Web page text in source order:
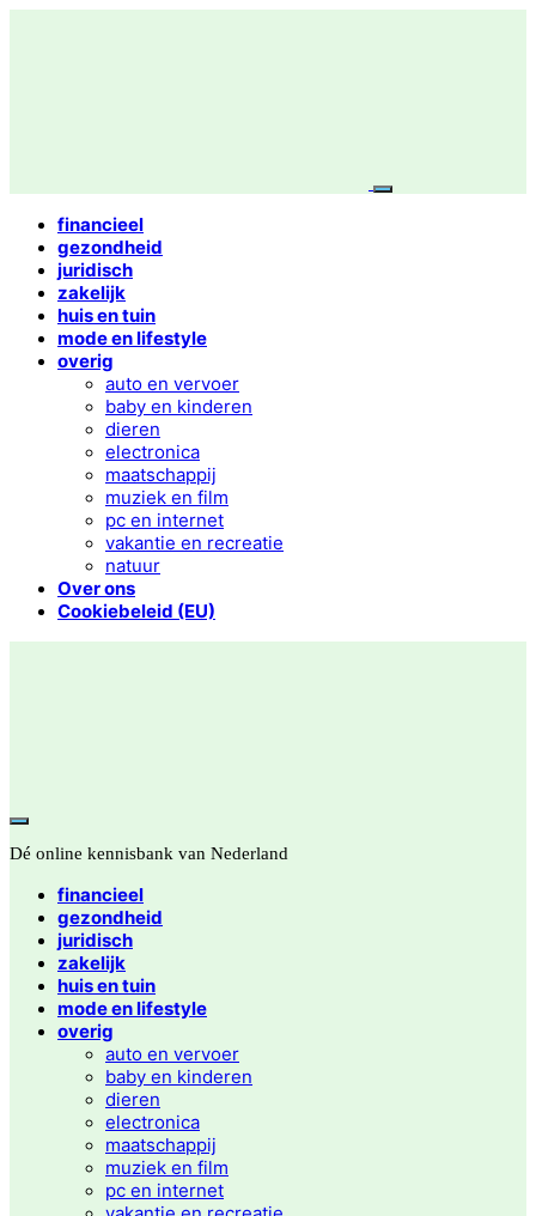
financieel
gezondheid
juridisch
zakelijk
huis en tuin
mode en lifestyle
overig
auto en vervoer
baby en kinderen
dieren
electronica
maatschappij
muziek en film
pc en internet
vakantie en recreatie
natuur
Over ons
Cookiebeleid (EU)
Dé online kennisbank van Nederland
financieel
gezondheid
juridisch
zakelijk
huis en tuin
mode en lifestyle
overig
auto en vervoer
baby en kinderen
dieren
electronica
maatschappij
muziek en film
pc en internet